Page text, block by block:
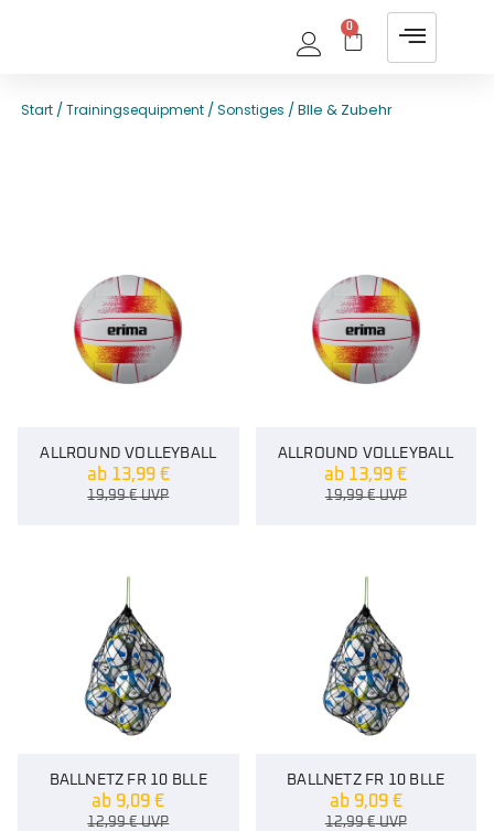
0
Start/Trainingsequipment/Sonstiges / Blle & Zubehr
ALLROUND VOLLEYBALL
ab 13,99 €
19,99€UVP
ALLROUND VOLLEYBALL
ab 13,99€
19,99€UVP
BALLNETZ FR 10 BLLE
ab 9,09€
12,99€UVP
BALLNETZ FR 10 BLLE
ab 9,09 €
12,99€UVP